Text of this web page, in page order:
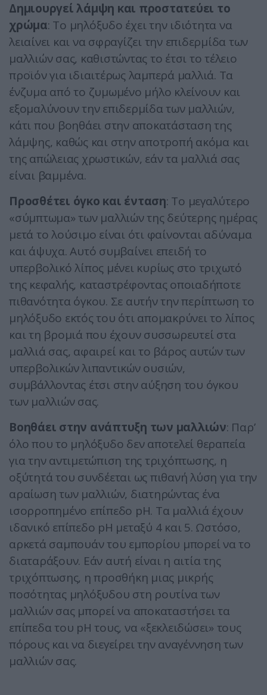
Δημιουργεί λάμψη και προστατεύει το
χρώμα: Το μηλόξυδο έχει την ιδιότητα να
λειαίνει και να σφραγίζει την επιδερμίδα των
μαλλιών σας, καθιστώντας το έτσι το τέλειο
προϊόν για ιδιαιτέρως λαμπερά μαλλιά. Τα
ένζυμα από το ζυμωμένο μήλο κλείνουν και
εξομαλύνουν την επιδερμίδα των μαλλιών,
κάτι που βοηθάει στην αποκατάσταση της
λάμψης, καθώς και στην αποτροπή ακόμα και
της απώλειας χρωστικών, εάν τα μαλλιά σας
είναι βαμμένα.
Προσθέτει όγκο και ένταση: Το μεγαλύτερο
«σύμπτωμα» των μαλλιών της δεύτερης ημέρας
μετά το λούσιμο είναι ότι φαίνονται αδύναμα
και άψυχα. Αυτό συμβαίνει επειδή το
υπερβολικό λίπος μένει κυρίως στο τριχωτό
της κεφαλής, καταστρέφοντας οποιαδήποτε
πιθανότητα όγκου. Σε αυτήν την περίπτωση το
μηλόξυδο εκτός του ότι απομακρύνει το λίπος
και τη βρομιά που έχουν συσσωρευτεί στα
μαλλιά σας, αφαιρεί και το βάρος αυτών των
υπερβολικών λιπαντικών ουσιών,
συμβάλλοντας έτσι στην αύξηση του όγκου
των μαλλιών σας.
Βοηθάει στην ανάπτυξη των μαλλιών: Παρ’
όλο που το μηλόξυδο δεν αποτελεί θεραπεία
για την αντιμετώπιση της τριχόπτωσης, η
οξύτητά του συνδέεται ως πιθανή λύση για την
αραίωση των μαλλιών, διατηρώντας ένα
ισορροπημένο επίπεδο pH. Τα μαλλιά έχουν
ιδανικό επίπεδο pH μεταξύ 4 και 5. Ωστόσο,
αρκετά σαμπουάν του εμπορίου μπορεί να το
διαταράξουν. Εάν αυτή είναι η αιτία της
τριχόπτωσης, η προσθήκη μιας μικρής
ποσότητας μηλόξυδου στη ρουτίνα των
μαλλιών σας μπορεί να αποκαταστήσει τα
επίπεδα του pH τους, να «ξεκλειδώσει» τους
πόρους και να διεγείρει την αναγέννηση των
μαλλιών σας.